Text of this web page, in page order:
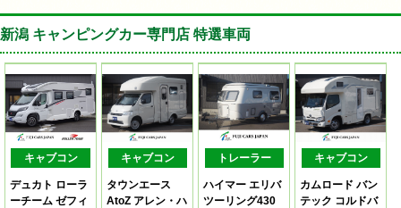
新潟 キャンピングカー専門店 特選車両
キャブコン
デュカト ローラ
ーチーム ゼフィ
キャブコン
タウンエース
AtoZ アレン・ハ
トレーラー
ハイマー エリバ
ツーリング430
キャブコン
カムロード バン
テック コルドバ